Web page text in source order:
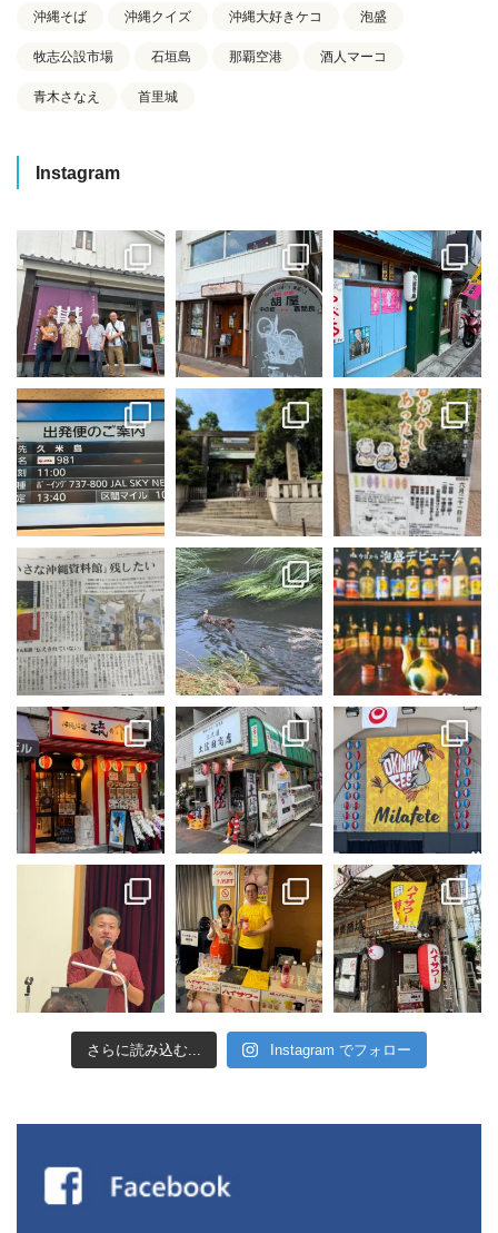
沖縄そば 沖縄クイズ 沖縄大好きケコ 泡盛
牧志公設市場 石垣島 那覇空港 酒人マーコ
青木さなえ 首里城
Instagram
さらに読み込む... Instagram でフォロー